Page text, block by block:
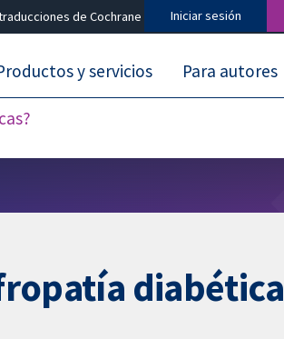
de Cochrane Iniciar sesión
y servicios Para autores
diabética